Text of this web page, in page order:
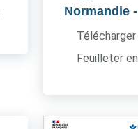
Normandie
Feuilleter